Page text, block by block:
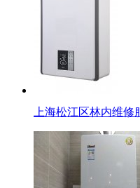
上海松江区林内维